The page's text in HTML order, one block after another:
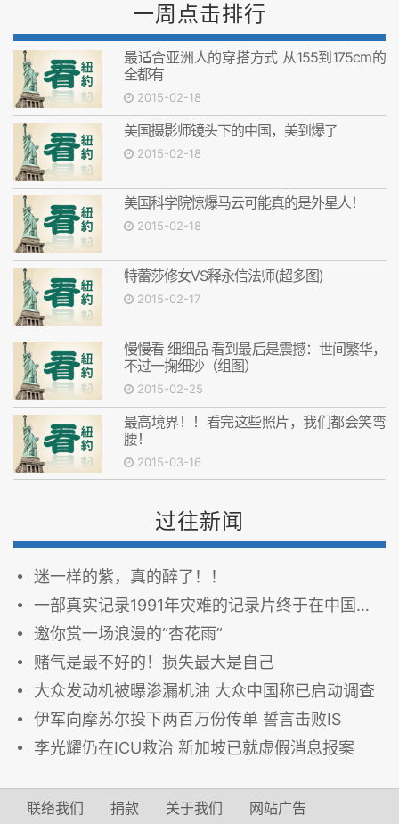
一周点击排行
最适合亚洲人的穿搭方式 从155到175cm的
全都有
2015-02-18
美国摄影师镜头下的中国，美到爆了
2015-02-18
美国科学院惊爆马云可能真的是外星人！
2015-02-18
特蕾莎修女VS释永信法师(超多图)
2015-02-17
慢慢看 细细品 看到最后是震撼：世间繁华，
不过一掬细沙（组图）
2015-02-25
最高境界！！看完这些照片，我们都会笑弯
腰！
2015-03-16
过往新闻
迷一样的紫，真的醉了！！
一部真实记录1991年灾难的记录片终于在中国大陆解禁(视频)
邀你赏一场浪漫的“杏花雨”
赌气是最不好的！损失最大是自己
大众发动机被曝渗漏机油 大众中国称已启动调查
伊军向摩苏尔投下两百万份传单 誓言击败IS
李光耀仍在ICU救治 新加坡已就虚假消息报案
联络我们 捐款 关于我们 网站广告